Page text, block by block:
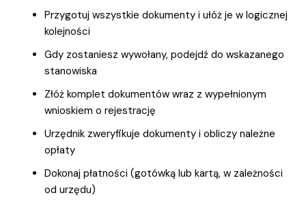
Przygotuj wszystkie dokumenty i ułóż je w logicznej
kolejności
Gdy zostaniesz wywołany, podejdź do wskazanego
stanowiska
Złóż komplet dokumentów wraz z wypełnionym
wnioskiem o rejestrację
Urzędnik zweryfikuje dokumenty i obliczy należne
opłaty
Dokonaj płatności (gotówką lub kartą, w zależności
od urzędu)